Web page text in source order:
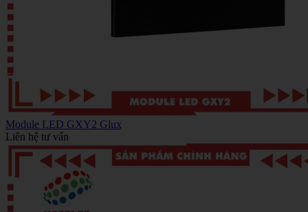
Module LED GXY2 Glux
Liên hệ tư vấn